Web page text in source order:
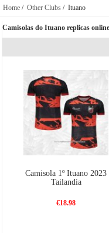
Home / Other Clubs / Ituano
Camisolas do Ituano replicas online
Camisola 1º Ituano 2023
Tailandia
€18.98